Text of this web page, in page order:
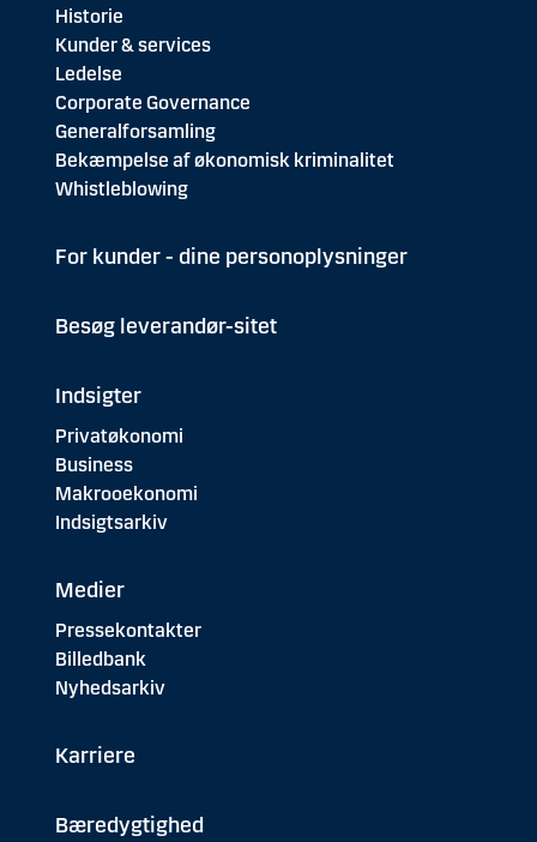
Historie
Kunder & services
Ledelse
Corporate Governance
Generalforsamling
Bekæmpelse af økonomisk kriminalitet
Whistleblowing
For kunder - dine personoplysninger
Besøg leverandør-sitet
Indsigter
Privatøkonomi
Business
Makrooekonomi
Indsigtsarkiv
Medier
Pressekontakter
Billedbank
Nyhedsarkiv
Karriere
Bæredygtighed